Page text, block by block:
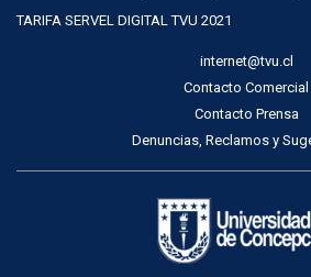
TARIFA SERVEL DIGITAL TVU 2021
internet@tvu.cl
Contacto Comercial
Contacto Prensa
Denuncias, Reclamos y